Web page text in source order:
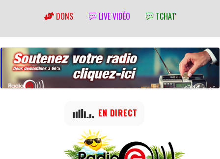
DONS LIVE VIDÉO TCHAT'
EN DIRECT